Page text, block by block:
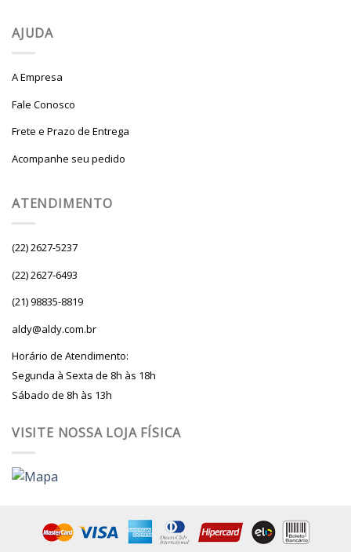
AJUDA
A Empresa
Fale Conosco
Frete e Prazo de Entrega
Acompanhe seu pedido
ATENDIMENTO
(22) 2627-5237
(22) 2627-6493
(21) 98835-8819
aldy@aldy.com.br
Horário de Atendimento:
Segunda à Sexta de 8h às 18h
Sábado de 8h às 13h
VISITE NOSSA LOJA FÍSICA